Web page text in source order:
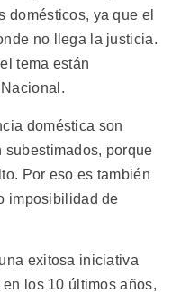
domésticos, ya que el
no llega la justicia.
tema están
doméstica son
subestimados, porque
Por eso es también
imposibilidad de
exitosa iniciativa
los 10 últimos años,